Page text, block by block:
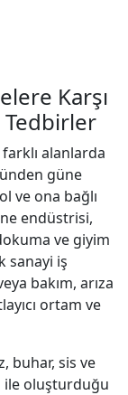
Karşı
Tedbirler
alanlarda
güne
ve ona bağlı
endüstrisi,
ve giyim
sanayi iş
bakım, arıza
ortam ve
buhar, sis ve
ile oluşturduğu